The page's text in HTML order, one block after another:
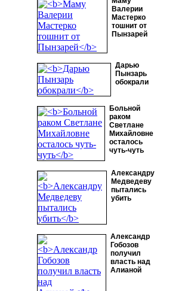
Валерии
Мастерко
тошнит от
Пынзарей
Дарью
Пынзарь
обокрали
Больной
раком
Светлане
Михайловне
осталось
чуть-чуть
Александру
Медведеву
пытались
убить
Александр
Гобозов
получил
власть над
Алианой